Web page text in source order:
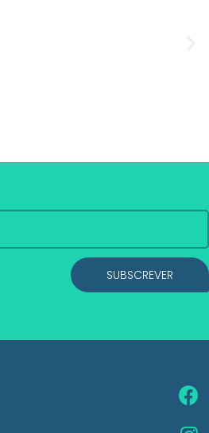
SUBSCREVER